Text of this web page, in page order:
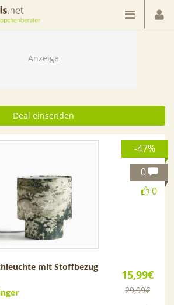
Deal einsenden
-47%
0
0
15,99€
29,99€
mit Stoffbezug